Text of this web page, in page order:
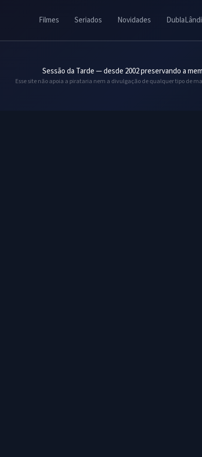
Filmes Seriados Novidades
Sessão da Tarde — desde 2002 preservando a
Esse site não apoia a pirataria nem a divulgação de qualquer tipo de